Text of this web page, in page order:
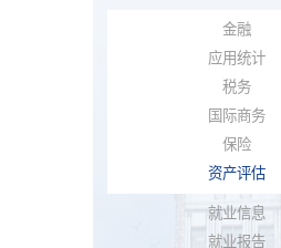
金融
应用统计
税务
国际商务
保险
资产评估
就业信息
就业报告